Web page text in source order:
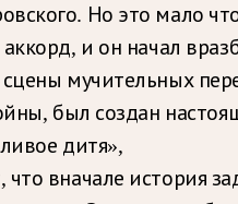
Но это мало
и он начал
мучительных
был создан
дитя»,
вначале история